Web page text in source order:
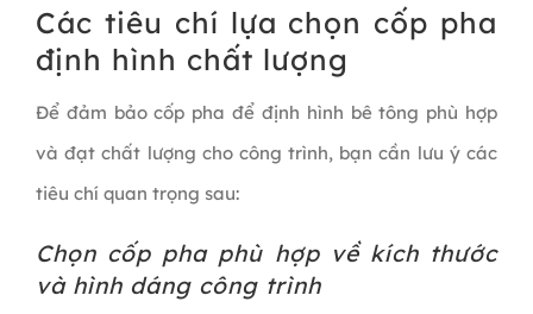
Các tiêu chí lựa chọn cốp pha
định hình chất lượng
Để đảm bảo cốp pha để định hình bê tông phù hợp
và đạt chất lượng cho công trình, bạn cần lưu ý các
tiêu chí quan trọng sau:
Chọn cốp pha phù hợp về kích thước
và hình dáng công trình